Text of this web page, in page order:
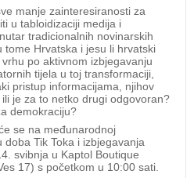
manje zainteresiranosti za
u tabloidizaciji medija i
tradicionalnih novinarskih
tome Hrvatska i jesu li hrvatski
po aktivnom izbjegavanju
tijela u toj transformaciji,
pristup informacijama, njihov
je za to netko drugi odgovoran?
demokraciju?
se na međunarodnoj
doba Tik Toka i izbjegavanja
svibnja u Kaptol Boutique
17) s početkom u 10:00 sati.